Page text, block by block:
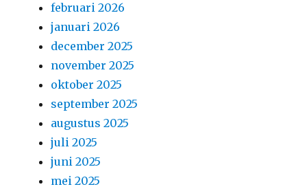
februari 2026
januari 2026
december 2025
november 2025
oktober 2025
september 2025
augustus 2025
juli 2025
juni 2025
mei 2025